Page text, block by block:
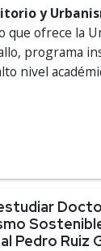
y
que ofrece la
programa
nivel
Pedro Ruiz